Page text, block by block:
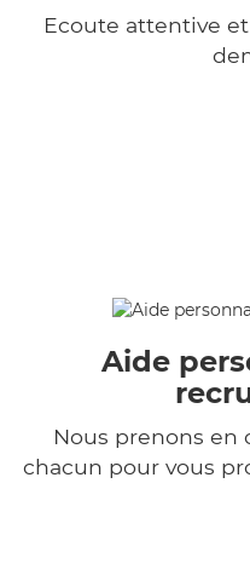
Ecoute attentive
Aide
Nous prenons en
chacun pour vous